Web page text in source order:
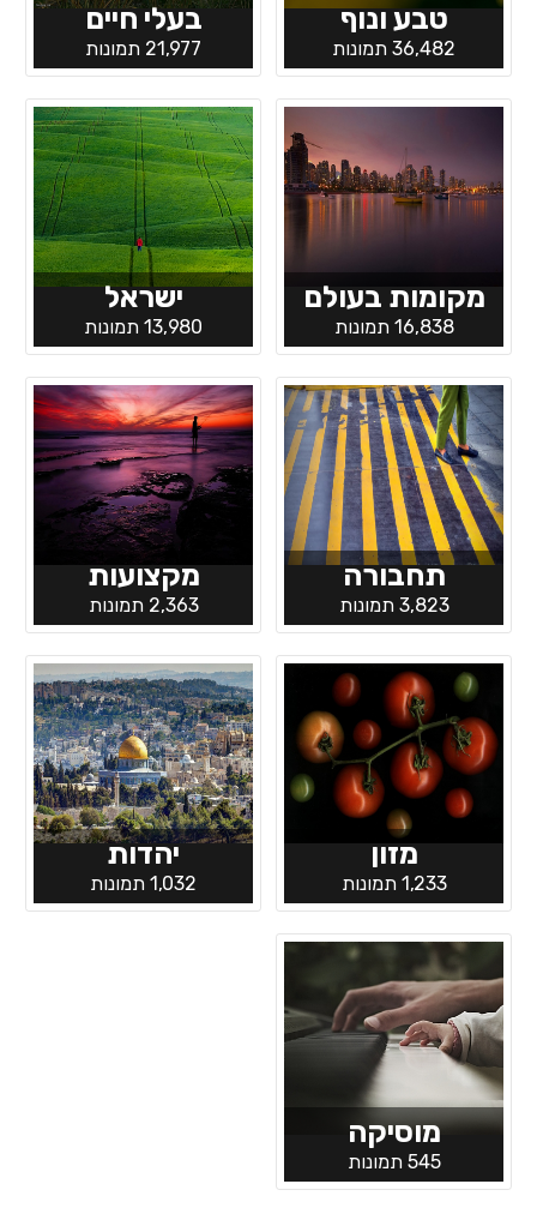
טבע ונוף
36,482 תמונות
בעלי חיים
21,977 תמונות
מקומות בעולם
16,838 תמונות
ישראל
13,980 תמונות
תחבורה
3,823 תמונות
מקצועות
2,363 תמונות
מזון
1,233 תמונות
יהדות
1,032 תמונות
מוסיקה
545 תמונות